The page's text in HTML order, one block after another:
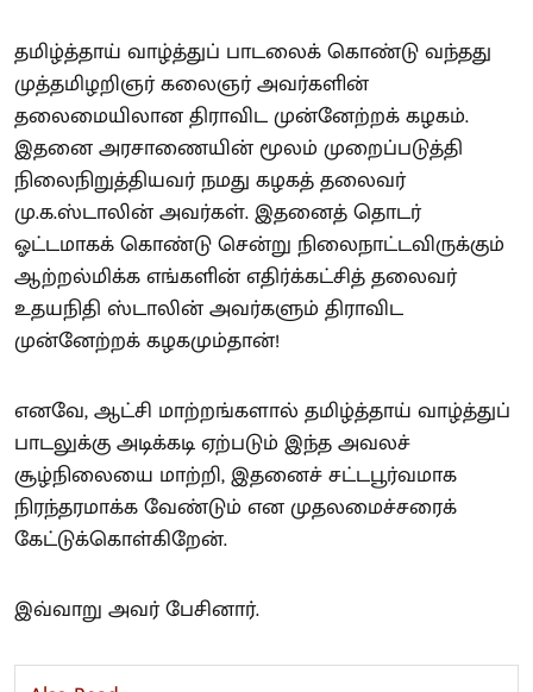
தமிழ்த்தாய் வாழ்த்துப் பாடலைக் கொண்டு வந்தது
முத்தமிழறிஞர் கலைஞர் அவர்களின்
தலைமையிலான திராவிட முன்னேற்றக் கழகம்.
இதனை அரசாணையின் மூலம் முறைப்படுத்தி
நிலைநிறுத்தியவர் நமது கழகத் தலைவர்
மு.க.ஸ்டாலின் அவர்கள். இதனைத் தொடர்
ஓட்டமாகக் கொண்டு சென்று நிலைநாட்டவிருக்கும்
ஆற்றல்மிக்க எங்களின் எதிர்க்கட்சித் தலைவர்
உதயநிதி ஸ்டாலின் அவர்களும் திராவிட
முன்னேற்றக் கழகமும்தான்!
எனவே, ஆட்சி மாற்றங்களால் தமிழ்த்தாய் வாழ்த்துப்
பாடலுக்கு அடிக்கடி ஏற்படும் இந்த அவலச்
சூழ்நிலையை மாற்றி, இதனைச் சட்டபூர்வமாக
நிரந்தரமாக்க வேண்டும் என முதலமைச்சரைக்
கேட்டுக்கொள்கிறேன்.
இவ்வாறு அவர் பேசினார்.